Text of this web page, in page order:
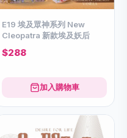
E19 埃及眾神系列 New
Cleopatra 新款埃及妖后
$288
加入購物車